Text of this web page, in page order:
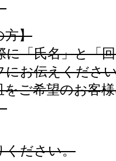
方】
に「氏名」と「
にお伝えくださ
ご希望のお客
ください。